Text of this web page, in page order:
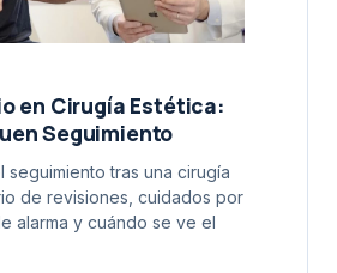
en Cirugía Estética:
Seguimiento
tras una cirugía
de revisiones, cuidados por
alarma y cuándo se ve el